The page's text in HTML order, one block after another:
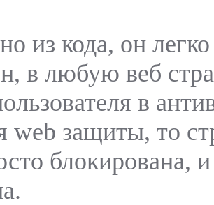
из кода, он
в любую веб
в
web защиты, то
блокирована,